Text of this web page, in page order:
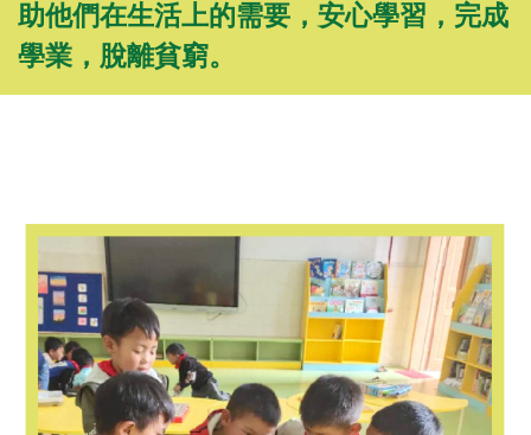
助他們在生活上的需要，安心學習，完成
學業，脫離貧窮。